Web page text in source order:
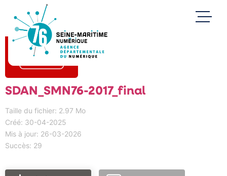
SDAN_SMN76-2017_final
Taille du fichier: 2.97 Mo
Créé: 30-04-2025
Mis à jour: 26-03-2026
Succès: 29